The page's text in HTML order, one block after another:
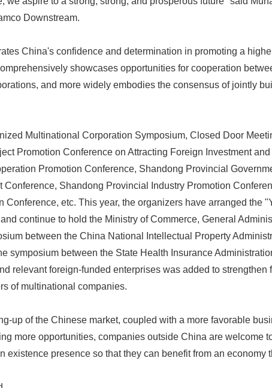
Downstream.
China's confidence and determination in promoting a
showcases opportunities for cooperation
and more widely embodies the consensus of jointly
Multinational Corporation Symposium, Closed Door
Promotion Conference on Attracting Foreign Investment
Promotion Conference, Shandong Provincial
Conference, Shandong Provincial Industry Promotion
Conference, etc. This year, the organizers have arranged the
continue to hold the Ministry of Commerce, General
between the China National Intellectual Property
symposium between the State Health Insurance
relevant foreign-funded enterprises was added to strengthen
of multinational companies.
up of the Chinese market, coupled with a more favorable
more opportunities, companies outside China are welcome
existence presence so that they can benefit from an economy